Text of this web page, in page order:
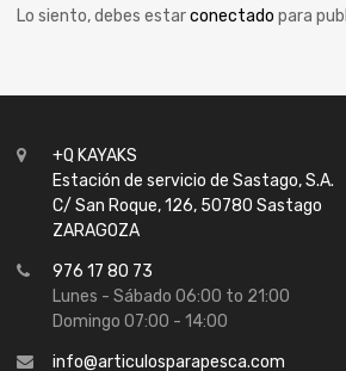
Lo siento, debes estarconectado para
+Q KAYAKS
Estación de servicio de Sastago, S.A.
C/ San Roque, 126, 50780 Sastago
ZARAGOZA
976 17 80 73
Lunes - Sábado 06:00 to 21:00
Domingo 07:00 - 14:00
info@articulosparapesca.com